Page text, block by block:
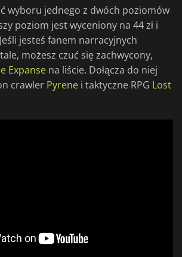
wyboru jednego z dwóch poziomów
poziom jest wyceniony na 44 zł i
jesteś fanem narracyjnych
możesz czuć się zachwycony,
Expanse na liście. Dołącza do niej
crawler Pyrene i taktyczne RPG Lost